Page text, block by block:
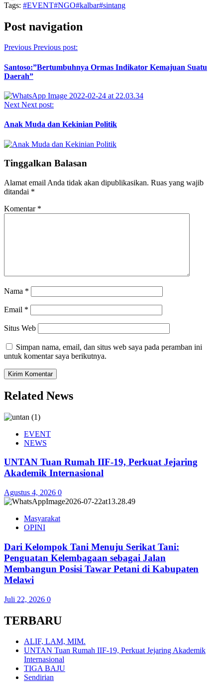
Tags: #EVENT#NGO#kalbar#sintang
Post navigation
Previous Previous post:
Santoso:”Bertumbuhnya Ormas Indikator Kemajuan Suatu
Daerah”
Next Next post:
Anak Muda dan Kekinian Politik
Tinggalkan Balasan
Alamat email Anda tidak akan dipublikasikan. Ruas yang wajib
ditandai *
Komentar *
Nama *
Email *
Situs Web
Simpan nama, email, dan situs web saya pada peramban ini
untuk komentar saya berikutnya.
Related News
EVENT
NEWS
UNTAN Tuan Rumah IIF-19, Perkuat Jejaring
Akademik Internasional
Agustus 4, 2026 0
Masyarakat
OPINI
Dari Kelompok Tani Menuju Serikat Tani:
Penguatan Kelembagaan sebagai Jalan
Membangun Posisi Tawar Petani di Kabupaten
Melawi
Juli 22, 2026 0
TERBARU
ALIF, LAM, MIM.
UNTAN Tuan Rumah IIF-19, Perkuat Jejaring Akademik
Internasional
TIGA BAJU
Sendirian